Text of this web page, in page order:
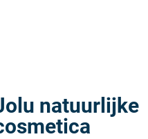
natuurlijke